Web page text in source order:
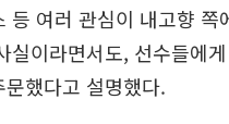
등 여러 관심이 내고향 쪽
실이라면서도, 선수들에
했다고 설명했다.